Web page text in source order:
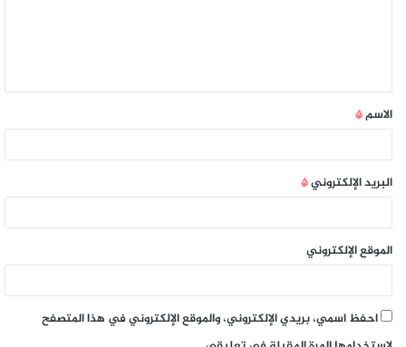
الاسم*
البريد الإلكتروني*
الموقع الإلكتروني
احفظ اسمي، بريدي الإلكتروني، والموقع الإلكتروني في هذا المتصفح